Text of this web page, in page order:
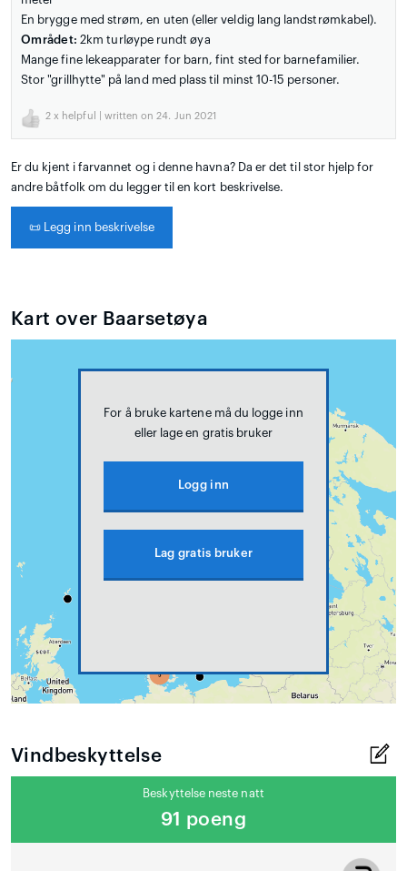
En brygge med strøm, en uten (eller veldig lang landstrømkabel).
Området: 2km turløype rundt øya
Mange fine lekeapparater for barn, fint sted for barnefamilier.
Stor "grillhytte" på land med plass til minst 10-15 personer.
2 x helpful | written on 24. Jun 2021
Er du kjent i farvannet og i denne havna? Da er det til stor hjelp for
andre båtfolk om du legger til en kort beskrivelse.
📜 Legg inn beskrivelse
Kart over Baarsetøya
For å bruke kartene må du logge inn
eller lage en gratis bruker
Logg inn
Lag gratis bruker
Vindbeskyttelse
Beskyttelse neste natt
91 poeng